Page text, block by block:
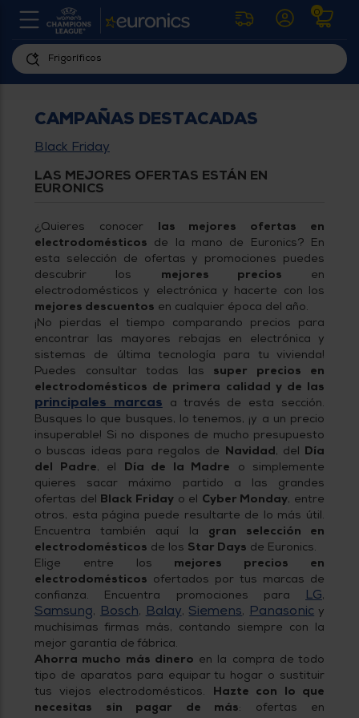
0
Personaliza
experiencia
de
Introduce
código
postal
para
conocer
los
productos
más
cercanos
a
ti
con
mejor
plazo
de
entrega
¿Por
qué
te
pedimos
tu
código
postal?
Productos
con
entrega
horas y/o
los más
cercanos
CAMPAÑAS DESTACADAS
Black Friday
LAS MEJORES OFERTAS ESTÁN EN
EURONICS
¿Quieres conocer las mejores ofertas en
electrodomésticos de la mano de Euronics? En
esta selección de ofertas y promociones puedes
descubrir los mejores precios en
electrodomésticos y electrónica y hacerte con los
mejores descuentos en cualquier época del año.
¡No pierdas el tiempo comparando precios para
encontrar las mayores rebajas en electrónica y
sistemas de última tecnología para tu vivienda!
Puedes consultar todas las super precios en
electrodomésticos de primera calidad y de las
principales marcas a través de esta sección.
Busques lo que busques, lo tenemos, ¡y a un precio
insuperable! Si no dispones de mucho presupuesto
o buscas ideas para regalos de Navidad, del Día
del Padre, el Día de la Madre o simplemente
quieres sacar máximo partido a las grandes
ofertas del Black Fridayo el Cyber Monday, entre
otros, esta página puede resultarte de lo más útil.
Encuentra también aquí la gran selección en
electrodomésticos de los Star Days de Euronics.
Elige entre los mejores precios en
electrodomésticos ofertados por tus marcas de
confianza. Encuentra promociones para
LG,
Samsung, Bosch, Balay, Siemens, Panasonic y
muchísimas firmas más, contando siempre con la
mejor garantía de fábrica.
Ahorra mucho más dinero en la compra de todo
tipo de aparatos para equipar tu hogar o sustituir
tus viejos electrodomésticos. Hazte con lo que
necesitas sin pagar de más: ofertas en